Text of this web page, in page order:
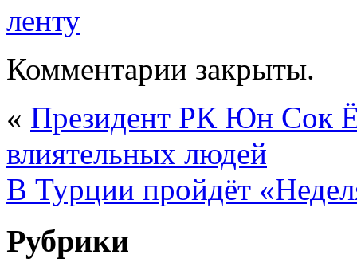
Комментарии закрыты.
« Президент РК Юн Сок
влиятельных людей
В Турции пройдёт
Рубрики